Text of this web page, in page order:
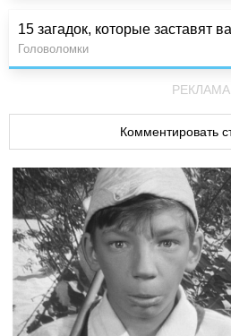
15 загадок, которые заставят
Головоломки
РЕКЛАМА
Комментировать